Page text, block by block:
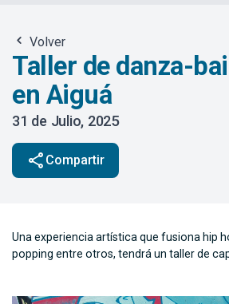
Volver
Taller de danza-
en Aiguá
31 de Julio, 2025
share Compartir
Una experiencia artística que fusiona hip
popping entre otros, tendrá un taller de